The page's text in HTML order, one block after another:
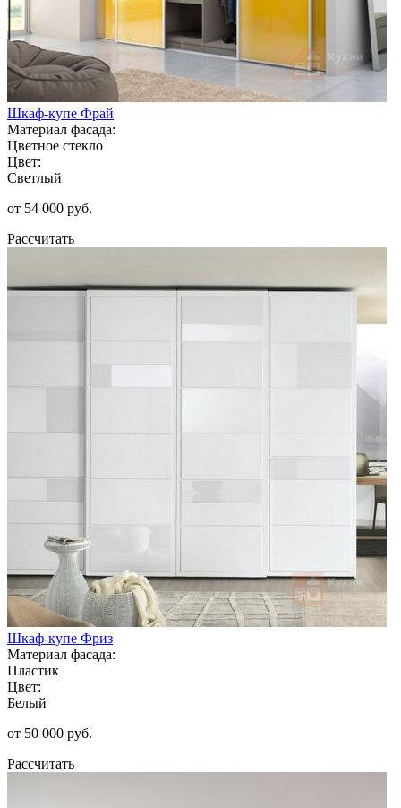
Шкаф-купе Фрай
Материал фасада:
Цветное стекло
Цвет:
Светлый
от 54 000 руб.
Рассчитать
Шкаф-купе Фриз
Материал фасада:
Пластик
Цвет:
Белый
от 50 000 руб.
Рассчитать